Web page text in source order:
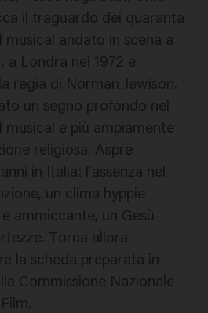
il traguardo dei quaranta
andato in scena a
a Londra nel 1972 e
regia di Norman Jewison.
un segno profondo nel
e più ampiamente
religiosa. Aspre
in Italia: l’assenza nel
un clima hyppie
ammiccante, un Gesù
Torna allora
la scheda preparata in
Commissione Nazionale